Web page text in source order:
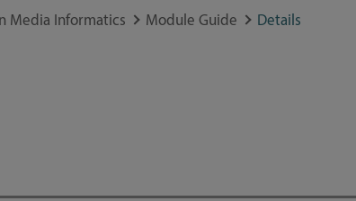
Media Informatics Module Guide Details